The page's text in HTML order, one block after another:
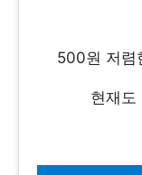
500원 저렴
현재도